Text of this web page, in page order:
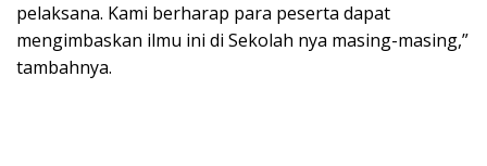
pelaksana. Kami berharap para peserta dapat
mengimbaskan ilmu ini di Sekolah nya masing-masing,”
tambahnya.